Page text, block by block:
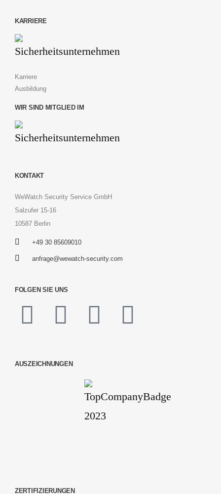
KARRIERE
Karriere
Ausbildung
WIR SIND MITGLIED IM
KONTAKT
WeWatch Security Service GmbH
Salzufer 15-16
10587 Berlin
+49 30 85609010
anfrage@wewatch-security.com
FOLGEN SIE UNS
AUSZEICHNUNGEN
ZERTIFIZIERUNGEN